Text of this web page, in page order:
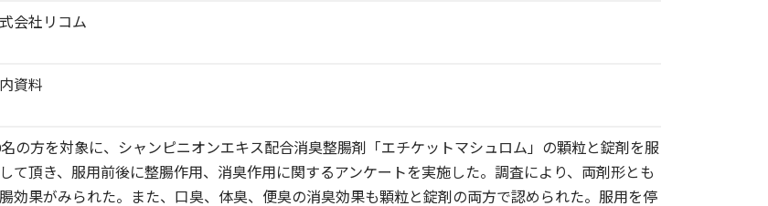
会社リコム
資料
の方を対象に、シャンピニオンエキス配合消臭整腸剤「エチケットマシュロム」の顆粒と錠剤を服
て頂き、服用前後に整腸作用、消臭作用に関するアンケートを実施した。調査により、両剤形とも
効果がみられた。また、口臭、体臭、便臭の消臭効果も顆粒と錠剤の両方で認められた。服用を停